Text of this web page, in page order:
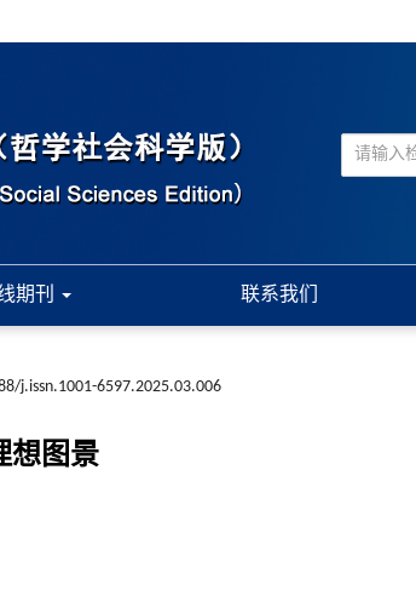
期刊 联系我们
j.issn.1001-6597.2025.03.006
想图景